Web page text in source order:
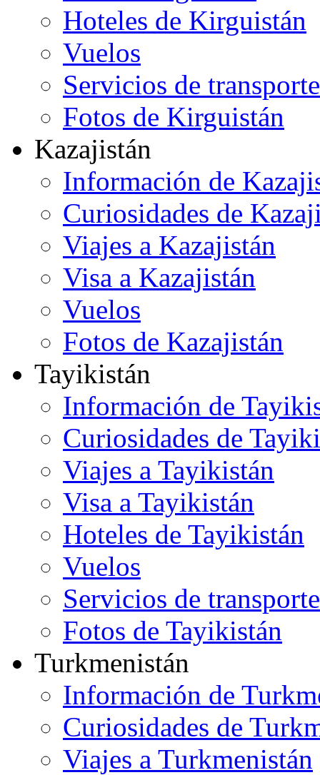
Hoteles de Kirguistán
Vuelos
Servicios de transporte
Fotos de Kirguistán
Kazajistán
Información de
Curiosidades de
Viajes a Kazajistán
Visa a Kazajistán
Vuelos
Fotos de Kazajistán
Tayikistán
Información de
Curiosidades de
Viajes a Tayikistán
Visa a Tayikistán
Hoteles de Tayikistán
Vuelos
Servicios de transporte
Fotos de Tayikistán
Turkmenistán
Información de
Curiosidades de
Viajes a Turkmenistán